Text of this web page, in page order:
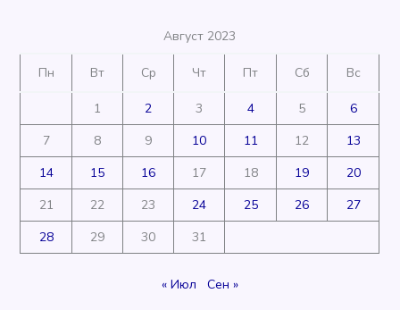
Август 2023
Пн Вт Ср Чт Пт Сб Вс
1 2 3 4 5
6
7
8 9 10 11 12
13
14
15 16 17 18 19
20
21
22 23 24 25 26
27
28
29 30 31
« Июл Сен »